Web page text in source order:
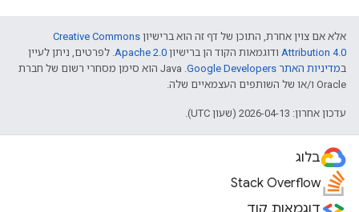
אלא אם צוין אחרת, התוכן של דף זה הוא ברישיון Creative Commons
Attribution 4.0 ודוגמאות הקוד הן ברישיון Apache 2.0. לפרטים, ניתן לעיין
במדיניות האתר Google Developers‏
.‏ Java הוא סימן מסחרי רשום של חברת
Oracle ו/או של השותפים העצמאיים שלה.
עדכון אחרון: 2026-04-13 (שעון UTC).
בלוג
Stack Overflow
דוגמאות קוד